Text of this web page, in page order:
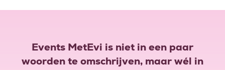
Events MetEvi is niet in een paar
woorden te omschrijven, maar wél in